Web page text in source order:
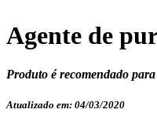
Agente de
Produto é recomendado
Atualizado em: 04/03/2020